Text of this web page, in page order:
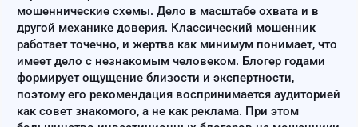
мошеннические схемы. Дело в масштабе охвата и в
другой механике доверия. Классический мошенник
работает точечно, и жертва как минимум понимает, что
имеет дело с незнакомым человеком. Блогер годами
формирует ощущение близости и экспертности,
поэтому его рекомендация воспринимается аудиторией
как совет знакомого, а не как реклама. При этом